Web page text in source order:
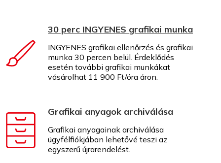
30 perc INGYENES grafikai munka
INGYENES grafikai ellenőrzés és grafikai
munka 30 percen belül. Érdeklődés
esetén további grafikai munkákat
vásárolhat 11 900 Ft/óra áron.
Grafikai anyagok archiválása
Grafikai anyagainak archiválása
ügyfélfiókjában lehetővé teszi az
egyszerű újrarendelést.